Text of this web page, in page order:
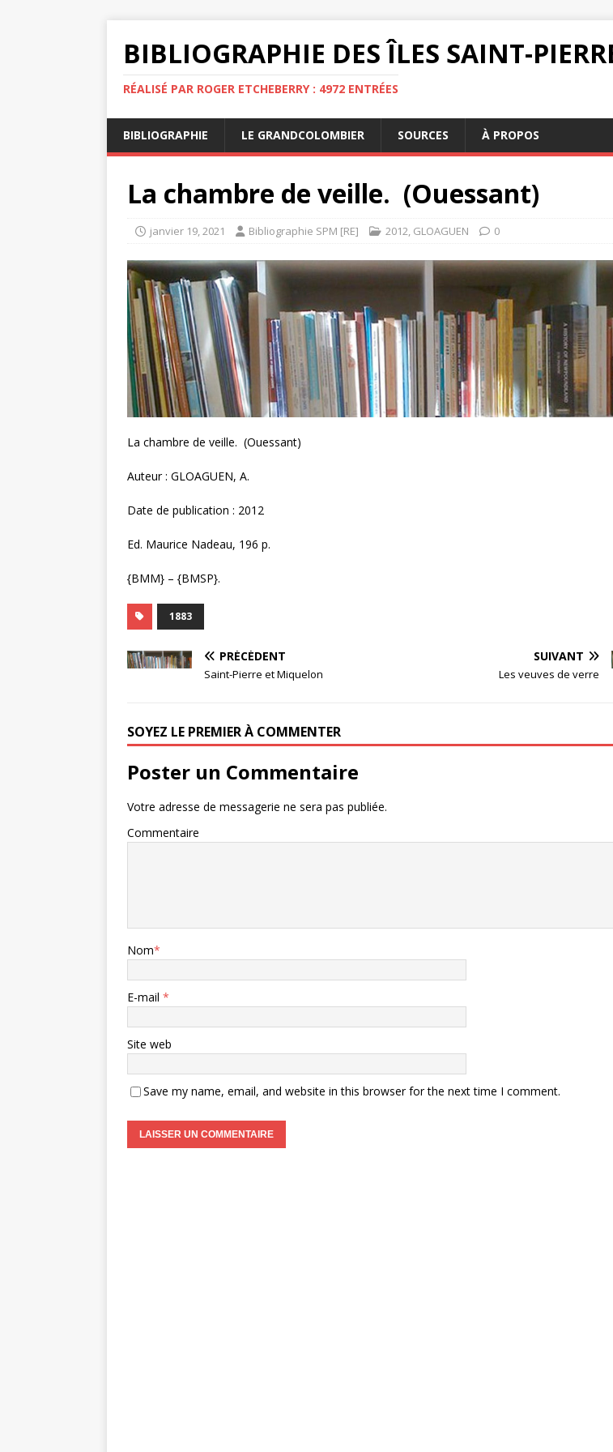
BIBLIOGRAPHIE DES ÎLES SAINT-
RÉALISÉ PAR ROGER ETCHEBERRY : 4972 ENTRÉES
BIBLIOGRAPHIE LE GRANDCOLOMBIER SOURCES À PROPOS
La chambre de veille. (Ouessant)
janvier 19, 2021 Bibliographie SPM [RE] 2012, GLOAGUEN 0
La chambre de veille. (Ouessant)
Auteur : GLOAGUEN, A.
Date de publication : 2012
Ed. Maurice Nadeau, 196 p.
{BMM} – {BMSP}.
1883
PRÉCÉDENT
Saint-Pierre et Miquelon
SUIVANT
Les veuves de verre
SOYEZ LE PREMIER À COMMENTER
Poster un Commentaire
Votre adresse de messagerie ne sera pas publiée.
Commentaire
Nom*
E-mail *
Site web
Save my name, email, and website in this browser for the next time I comment.